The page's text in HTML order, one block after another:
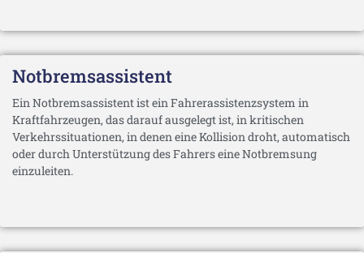
Notbremsassistent
Ein Notbremsassistent ist ein Fahrerassistenzsystem in
Kraftfahrzeugen, das darauf ausgelegt ist, in kritischen
Verkehrssituationen, in denen eine Kollision droht, automatisch
oder durch Unterstützung des Fahrers eine Notbremsung
einzuleiten.